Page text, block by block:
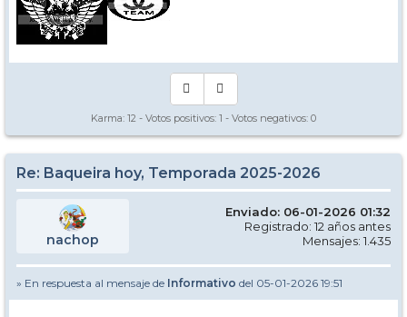
Karma: 12 - Votos positivos: 1 - Votos negativos: 0
Re: Baqueira hoy, Temporada 2025-2026
nachop
Enviado: 06-01-2026 01:32
Registrado: 12 años antes
Mensajes: 1.435
» En respuesta al mensaje de Informativo del 05-01-2026 19:51